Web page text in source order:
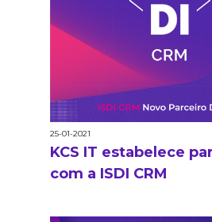
25-01-2021
KCS IT estabelece
com a ISDI CRM